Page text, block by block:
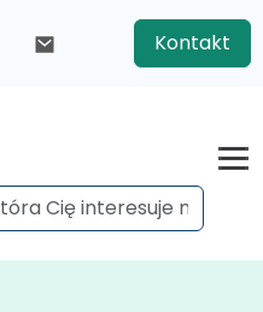
Kontakt